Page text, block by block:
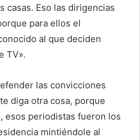
casas. Eso las dirigencias
para ellos el
al que deciden
TV».
las convicciones
diga otra cosa, porque
esos periodistas fueron los
mintiéndole al